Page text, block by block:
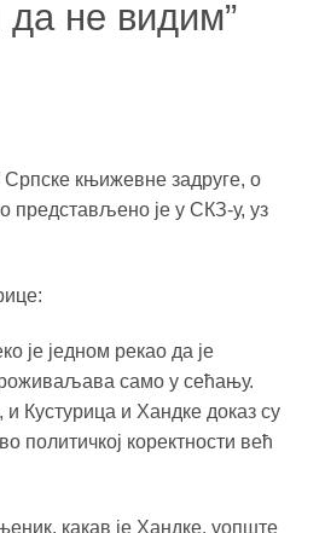
не видим”
књижевне задруге, о
представљено је у СКЗ-у, уз
је једном рекао да је
само у сећању.
и Кустурица и Хандке доказ су
политичкој коректности већ
какав је Хандке, уопште